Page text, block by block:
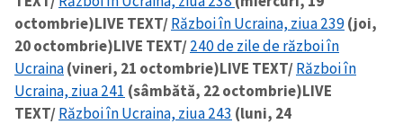
octombrie)LIVE TEXT/Război în Ucraina, ziua 239(joi,
20 octombrie)LIVE TEXT/240 de zile de război în
Ucraina(vineri, 21 octombrie)LIVE TEXT/Război în
Ucraina, ziua 241 (sâmbătă, 22 octombrie)LIVE
TEXT/Război în Ucraina, ziua 243 (luni, 24